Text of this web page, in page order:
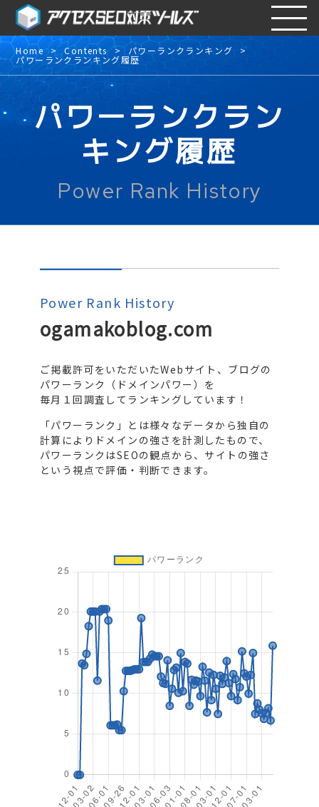
Home Contents パワーランクランキング
パワーランクランキング履歴
パワーランクラン
キング履歴
Power Rank History
Power Rank History
ogamakoblog.com
ご掲載許可をいただいたWebサイト、ブログの
パワーランク（ドメインパワー）を
毎月１回調査してランキングしています！
「パワーランク」とは様々なデータから独自の
計算によりドメインの強さを計測したもので、
パワーランクはSEOの観点から、サイトの強さ
という視点で評価・判断できます。